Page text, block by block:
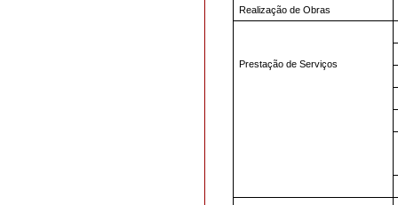
Realização de Obras
Prestação de Serviços